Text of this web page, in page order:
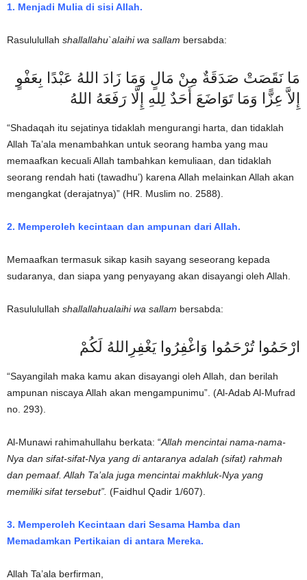
1. Menjadi Mulia di sisi Allah.
Rasululullah shallallahu`alaihi wa sallam bersabda:
مَا نَقَصَتْ صَدَقَةٌ مِنْ مَالٍ وَمَا زَادَ اللهُ عَبْدًا بِعَفْوٍ
إِلاَّ عِزًّا وَمَا تَوَاضَعَ أَحَدٌ لِلهِ إِلَّا رَفَعَهُ اللهُ
“Shadaqah itu sejatinya tidaklah mengurangi harta, dan tidaklah
Allah Ta’ala menambahkan untuk seorang hamba yang mau
memaafkan kecuali Allah tambahkan kemuliaan, dan tidaklah
seorang rendah hati (tawadhu’) karena Allah melainkan Allah akan
mengangkat (derajatnya)” (HR. Muslim no. 2588).
2. Memperoleh kecintaan dan ampunan dari Allah.
Memaafkan termasuk sikap kasih sayang seseorang kepada
sudaranya, dan siapa yang penyayang akan disayangi oleh Allah.
Rasululullah shallallahualaihi wa sallam bersabda:
ارْحَمُوا تُرْحَمُوا وَاغْفِرُوا يَغْفِرِاللهُ لَكُمْ
“Sayangilah maka kamu akan disayangi oleh Allah, dan berilah
ampunan niscaya Allah akan mengampunimu”. (Al-Adab Al-Mufrad
no. 293).
Al-Munawi rahimahullahu berkata: “Allah mencintai nama-nama-
Nya dan sifat-sifat-Nya yang di antaranya adalah (sifat) rahmah
dan pemaaf. Allah Ta’ala juga mencintai makhluk-Nya yang
memiliki sifat tersebut”. (Faidhul Qadir 1/607).
3. Memperoleh Kecintaan dari Sesama Hamba dan
Memadamkan Pertikaian di antara Mereka.
Allah Ta’ala berfirman,